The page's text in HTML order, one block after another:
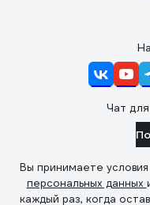
Чат
Вы принимаете условия
персональных данных
каждый раз, когда